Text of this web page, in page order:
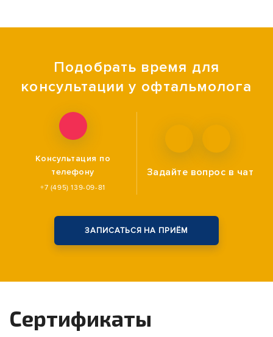
Подобрать время для
консультации у офтальмолога
Консультация по
телефону
+7 (495) 139-09-81
Задайте вопрос в чат
ЗАПИСАТЬСЯ НА ПРИЁМ
Сертификаты